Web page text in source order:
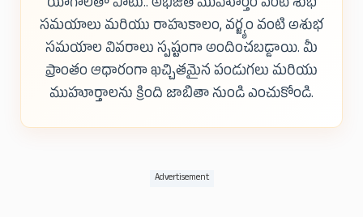
యోగాలతో పాటు.. అభిజిత్ ముహూర్తం వంటి శుభ
సమయాలు మరియు రాహుకాలం, వర్జ్యం వంటి అశుభ
సమయాల వివరాలు స్పష్టంగా అందించబడ్డాయి. మీ
ప్రాంతం ఆధారంగా ఖచ్చితమైన పండుగలు మరియు
ముహూర్తాలను క్రింది జాబితా నుండి ఎంచుకోండి.
Advertisement